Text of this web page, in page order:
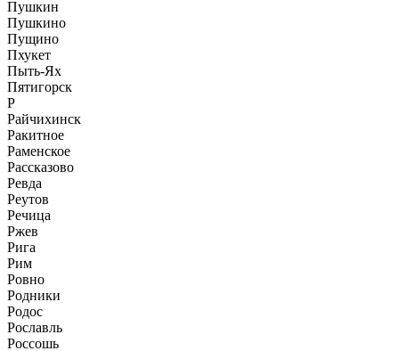
Пушкин
Пушкино
Пущино
Пхукет
Пыть-Ях
Пятигорск
Р
Райчихинск
Ракитное
Раменское
Рассказово
Ревда
Реутов
Речица
Ржев
Рига
Рим
Ровно
Родники
Родос
Рославль
Россошь